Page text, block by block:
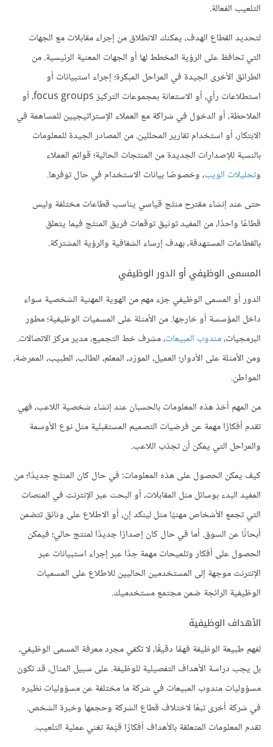
التلعيب الفعالة.
لتحديد القطاع الهدف، يمكنك الانطلاق من إجراء مقابلات مع الجهات
التي تحافظ على الرؤية المخطط لها أو الجهات المعنية الرئيسية. من
الطرائق الأخرى الجيدة في المراحل المبكرة؛ إجراء استبيانات أو
استطلاعات رأي، أو الاستعانة بمجموعات التركيز focus groups، أو
الملاحظة، أو الدخول في شراكة مع العملاء الإستراتيجيين للمساهمة في
الابتكار، أو استخدام تقارير المحللين. من المصادر الجيدة للمعلومات
بالنسبة للإصدارات الجديدة من المنتجات الحالية؛ قوائم العملاء
وتحليلات الويب، وخصوصًا بيانات الاستخدام في حال توفرها.
حتى عند إنشاء مقترح منتَج قياسي يناسب قطاعات مختلفة وليس
قطاعًا واحدًا، من المفيد توثيق توقعات فريق المنتَج فيما يتعلق
بالقطاعات المستهدفة، بهدف إرساء الشفافية والرؤية المشتركة.
المسمى الوظيفي أو الدور الوظيفي
الدور أو المسمى الوظيفي جزء مهم من الهوية المهنية الشخصية سواء
داخل المؤسسة أو خارجها. من الأمثلة على المسميات الوظيفية؛ مطور
البرمجيات،مندوب المبيعات، مشرف خط التجميع، مدير مركز الاتصالات.
ومن الأمثلة على الأدوار؛ العميل، المورّد، المعلم، الطالب، الطبيب، الممرضة،
المواطن.
من المهم أخذ هذه المعلومات بالحسبان عند إنشاء شخصية اللاعب، فهي
تقدم أفكارًا مهمة عن فرضيات التصميم المستقبلية مثل نوع الأوسمة
والمراحل التي يمكن أن تجذب اللاعب.
كيف يمكن الحصول على هذه المعلومات: في حال كان المنتَج جديدًا؛ من
المفيد البدء بوسائل مثل المقابلات، أو البحث عبر الإنترنت في المنصات
التي تجمع الأشخاص مهنيًا مثل لينكد إن، أو الاطلاع على وثائق تتضمن
أبحاثًا عن السوق. أما في حال كان إصدارًا جديدًا لمنتج حالي؛ فيمكن
الحصول على أفكار وتلميحات مهمة جدًا عبر إجراء استبيانات عبر
الإنترنت موجهة إلى المستخدمين الحاليين للاطلاع على المسميات
الوظيفية الرائجة ضمن مجتمع مستخدميك.
الأهداف الوظيفية
لفهم طبيعة الوظيفة فهمًا دقيقًا، لا تكفي مجرد معرفة المسمى الوظيفي،
بل يجب دراسة الأهداف التفصيلية للوظيفة. على سبيل المثال، قد تكون
مسؤوليات مندوب المبيعات في شركة ما مختلفة عن مسؤوليات نظيره
في شركة أخرى تبعًا لاختلاف قطاع الشركة وحجمها وخبرة الشخص.
تقدم المعلومات المتعلقة بالأهداف أفكارًا قيّمة تغني عملية التلعيب.